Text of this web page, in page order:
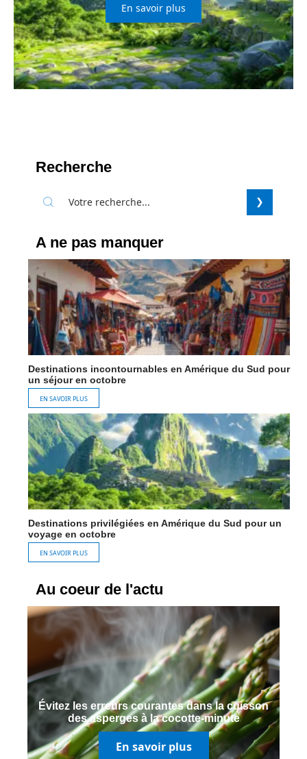
En savoir plus
Recherche
A ne pas manquer
Destinations incontournables en Amérique du Sud pour
un séjour en octobre
EN SAVOIR PLUS
Destinations privilégiées en Amérique du Sud pour un
voyage en octobre
EN SAVOIR PLUS
Au coeur de l'actu
Évitez les erreurs courantes dans la cuisson
des asperges à la cocotte-minute
En savoir plus